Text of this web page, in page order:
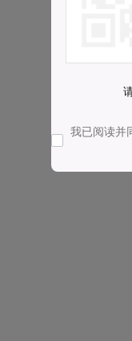
我已阅读并